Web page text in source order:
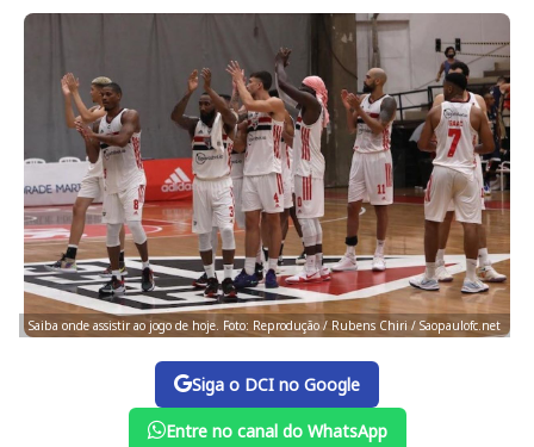
Saiba onde assistir ao jogo de hoje. Foto: Reprodução / Rubens Chiri / Saopaulofc.net
Siga o DCI no Google
Entre no canal do WhatsApp